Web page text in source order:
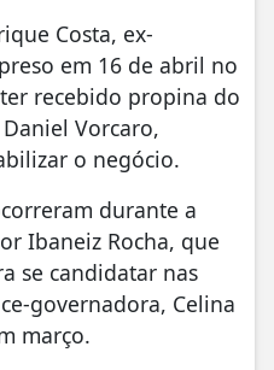
Costa, ex-
em 16 de abril no
recebido propina do
Vorcaro,
o negócio.
durante a
Ibaneiz Rocha, que
se candidatar nas
governadora, Celina
março.